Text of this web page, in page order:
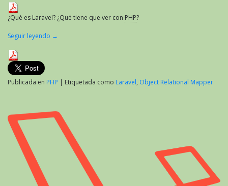
¿Qué es Laravel? ¿Qué tiene que ver con PHP?
Seguir leyendo →
Publicada en PHP | Etiquetada como Laravel, Object Relational Mapper